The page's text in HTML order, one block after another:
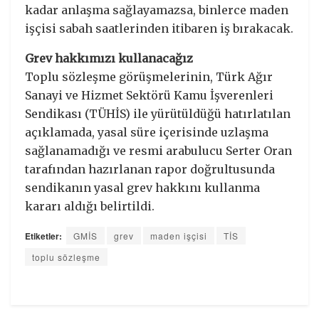
kadar anlaşma sağlayamazsa, binlerce maden
işçisi sabah saatlerinden itibaren iş bırakacak.
Grev hakkımızı kullanacağız
Toplu sözleşme görüşmelerinin, Türk Ağır
Sanayi ve Hizmet Sektörü Kamu İşverenleri
Sendikası (TÜHİS) ile yürütüldüğü hatırlatılan
açıklamada, yasal süre içerisinde uzlaşma
sağlanamadığı ve resmi arabulucu Serter Oran
tarafından hazırlanan rapor doğrultusunda
sendikanın yasal grev hakkını kullanma
kararı aldığı belirtildi.
Etiketler: GMİS grev maden işçisi
TİS
toplu sözleşme